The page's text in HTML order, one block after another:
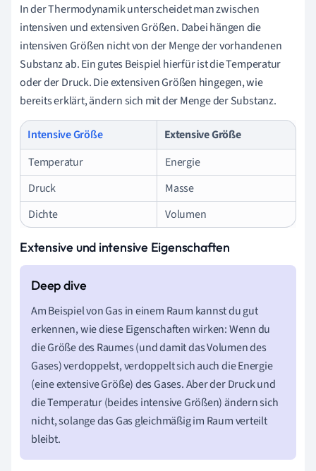
In der Thermodynamik unterscheidet man zwischen
intensiven und extensiven Größen. Dabei hängen die
intensiven Größen nicht von der Menge der vorhandenen
Substanz ab. Ein gutes Beispiel hierfür ist die Temperatur
oder der Druck. Die extensiven Größen hingegen, wie
bereits erklärt, ändern sich mit der Menge der Substanz.
Intensive Größe
Extensive Größe
Temperatur
Energie
Druck
Masse
Dichte
Volumen
Extensive und intensive Eigenschaften
Am Beispiel von Gas in einem Raum kannst du gut
erkennen, wie diese Eigenschaften wirken: Wenn du
die Größe des Raumes (und damit das Volumen des
Gases) verdoppelst, verdoppelt sich auch die Energie
(eine extensive Größe) des Gases. Aber der Druck und
die Temperatur (beides intensive Größen) ändern sich
nicht, solange das Gas gleichmäßig im Raum verteilt
bleibt.